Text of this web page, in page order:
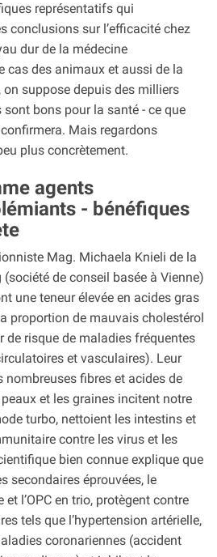
représentatifs qui
conclusions sur l’efficacité chez
dur de la médecine
cas des animaux et aussi de la
suppose depuis des milliers
sont bons pour la santé - ce que
Mais regardons
plus concrètement.
agents
- bénéfiques
Mag. Michaela Knieli de la
de conseil basée à Vienne)
une teneur élevée en acides gras
proportion de mauvais cholestérol
de risque de maladies fréquentes
et vasculaires). Leur
nombreuses fibres et acides de
et les graines incitent notre
turbo, nettoient les intestins et
contre les virus et les
bien connue explique que
secondaires éprouvées, le
l’OPC en trio, protègent contre
tels que l’hypertension artérielle,
coronariennes (accident